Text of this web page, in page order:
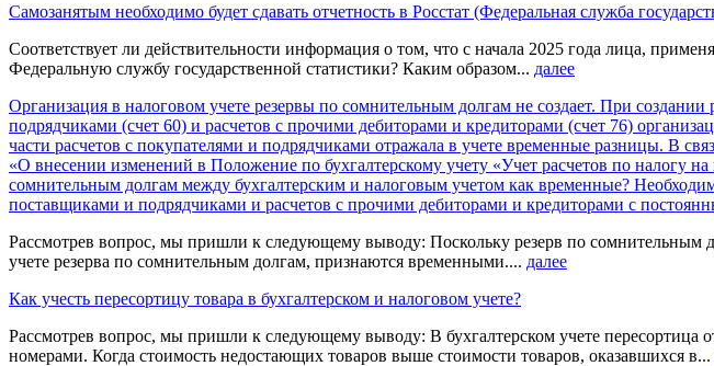
Cамозанятым необходимо будет сдавать отчетность в Росстат (Федеральная служба
Соответствует ли действительности информация о том, что с начала 2025 года лица,
Федеральную службу государственной статистики? Каким образом... далее
Организация в налоговом учете резервы по сомнительным долгам не создает. При
подрядчиками (счет 60) и расчетов с прочими дебиторами и кредиторами (счет 76)
части расчетов с покупателями и подрядчиками отражала в учете временные разницы. В
«О внесении изменений в Положение по бухгалтерскому учету «Учет расчетов по налогу
сомнительным долгам между бухгалтерским и налоговым учетом как временные?
поставщиками и подрядчиками и расчетов с прочими дебиторами и кредиторами с
Рассмотрев вопрос, мы пришли к следующему выводу: Поскольку резерв по сомнительным
учете резерва по сомнительным долгам, признаются временными.... далее
Как учесть пересортицу товара в бухгалтерском и налоговом учете?
Рассмотрев вопрос, мы пришли к следующему выводу: В бухгалтерском учете пересортица
номерами. Когда стоимость недостающих товаров выше стоимости товаров, оказавшихся в...